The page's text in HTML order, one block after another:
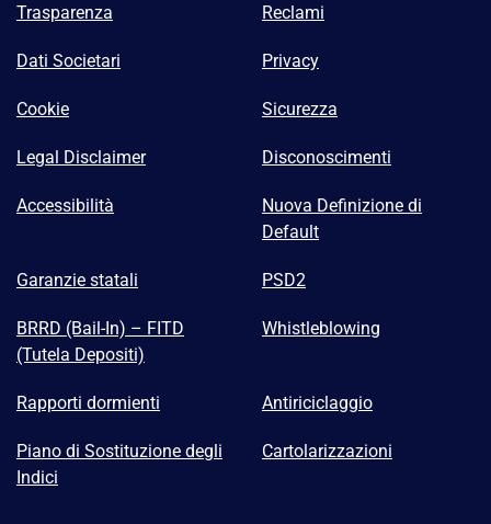
Trasparenza Reclami
Dati Societari Privacy
Cookie Sicurezza
Legal Disclaimer Disconoscimenti
Accessibilità
Nuova Definizione di
Default
Garanzie statali PSD2
BRRD (Bail-In) – FITD
(Tutela Depositi)
Whistleblowing
Rapporti dormienti Antiriciclaggio
Piano di Sostituzione degli
Indici
Cartolarizzazioni